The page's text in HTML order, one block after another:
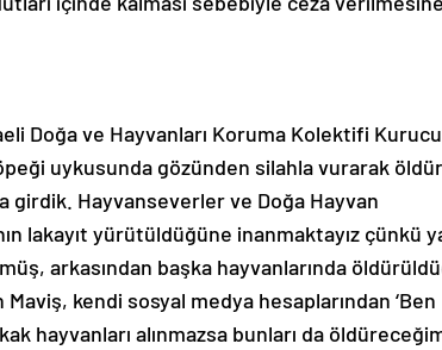
Doğa ve Hayvanları Koruma Kolektifi Kurucu
uykusunda gözünden silahla vurarak
girdik. Hayvanseverler ve Doğa Hayvan
lakayıt yürütüldüğüne inanmaktayız çünkü
arkasından başka hayvanlarında
kendi sosyal medya hesaplarından ‘Ben
hayvanları alınmazsa bunları da